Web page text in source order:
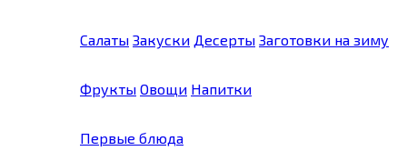
Салаты Закуски Десерты Заготовки на зиму
Фрукты Овощи Напитки
Первые блюда